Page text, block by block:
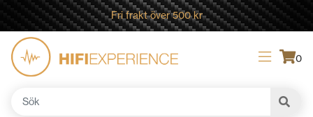
Fri frakt över 500 kr
0
Sök